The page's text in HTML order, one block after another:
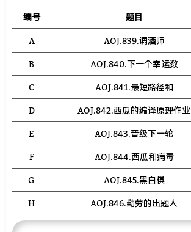
编号 题目
A AOJ.839.调酒师
B AOJ.840.下一个幸运数
C AOJ.841.最短路径和
D AOJ.842.西瓜的编译原理作业
E AOJ.843.晋级下一轮
F AOJ.844.西瓜和病毒
G AOJ.845.黑白棋
H AOJ.846.勤劳的出题人